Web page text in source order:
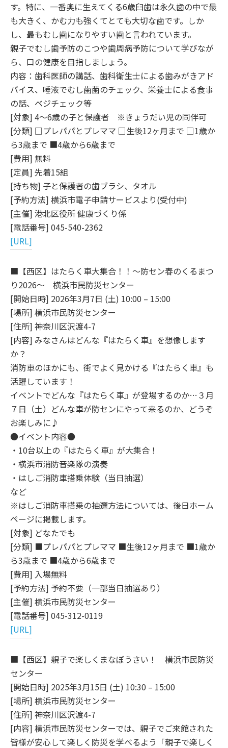
す。特に、一番奥に生えてくる6歳臼歯は永久歯の中で最
も大きく、かむ力も強くてとても大切な歯です。しか
し、最もむし歯になりやすい歯と言われています。
親子でむし歯予防のこつや歯周病予防について学びなが
ら、口の健康を目指しましょう。
内容：歯科医師の講話、歯科衛生士による歯みがきアド
バイス、唾液でむし歯菌のチェック、栄養士による食事
の話、ベジチェック等
[対象] 4～6歳の子と保護者 ※きょうだい児の同伴可
[分類] □プレパパとプレママ □生後12ヶ月まで □1歳か
ら3歳まで ■4歳から6歳まで
[費用] 無料
[定員] 先着15組
[持ち物] 子と保護者の歯ブラシ、タオル
[予約方法] 横浜市電子申請サービスより(受付中)
[主催] 港北区役所 健康づくり係
[電話番号] 045-540-2362
[URL]
■【西区】はたらく車大集合！！～防セン春のくるまつ
り2026～ 横浜市民防災センター
[開始日時] 2026年3月7日 (土) 10:00 – 15:00
[場所] 横浜市民防災センター
[住所] 神奈川区沢渡4-7
[内容] みなさんはどんな『はたらく車』を想像します
か？
消防車のほかにも、街でよく見かける『はたらく車』も
活躍しています！
イベントでどんな『はたらく車』が登場するのか…３月
７日（土）どんな車が防センにやって来るのか、どうぞ
お楽しみに♪
●イベント内容●
・10台以上の『はたらく車』が大集合！
・横浜市消防音楽隊の演奏
・はしご消防車搭乗体験（当日抽選）
など
※はしご消防車搭乗の抽選方法については、後日ホーム
ページに掲載します。
[対象] どなたでも
[分類] ■プレパパとプレママ ■生後12ヶ月まで ■1歳か
ら3歳まで ■4歳から6歳まで
[費用] 入場無料
[予約方法] 予約不要（一部当日抽選あり）
[主催] 横浜市民防災センター
[電話番号] 045-312-0119
[URL]
■【西区】親子で楽しくまなぼうさい！ 横浜市民防災
センター
[開始日時] 2025年3月15日 (土) 10:30 – 15:00
[場所] 横浜市民防災センター
[住所] 神奈川区沢渡4-7
[内容] 横浜市民防災センターでは、親子でご来館された
皆様が安心して楽しく防災を学べるよう「親子で楽しく